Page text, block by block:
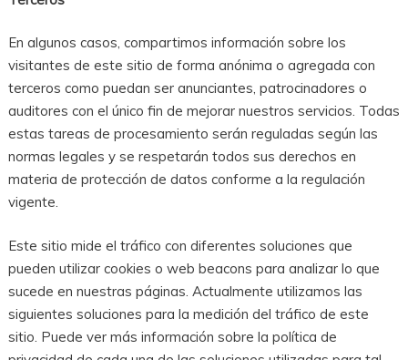
En algunos casos, compartimos información sobre los
visitantes de este sitio de forma anónima o agregada con
terceros como puedan ser anunciantes, patrocinadores o
auditores con el único fin de mejorar nuestros servicios. Todas
estas tareas de procesamiento serán reguladas según las
normas legales y se respetarán todos sus derechos en
materia de protección de datos conforme a la regulación
vigente.
Este sitio mide el tráfico con diferentes soluciones que
pueden utilizar cookies o web beacons para analizar lo que
sucede en nuestras páginas. Actualmente utilizamos las
siguientes soluciones para la medición del tráfico de este
sitio. Puede ver más información sobre la política de